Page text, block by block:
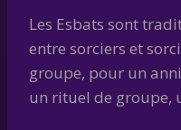
Les Esbats sont
entre sorciers et
groupe, pour un
un rituel de groupe,